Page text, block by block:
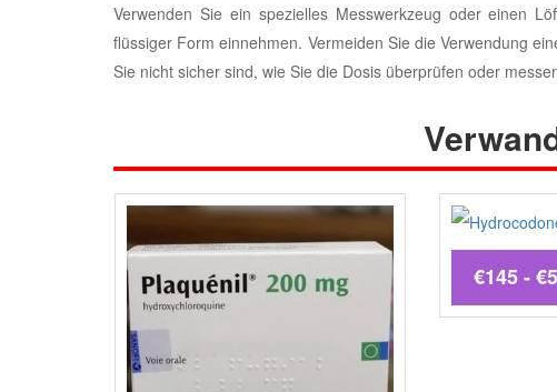
Verwenden Sie ein spezielles Messwerkzeug oder einen
flüssiger Form einnehmen. Vermeiden Sie die Verwendung
Sie nicht sicher sind, wie Sie die Dosis überprüfen oder
€145 -